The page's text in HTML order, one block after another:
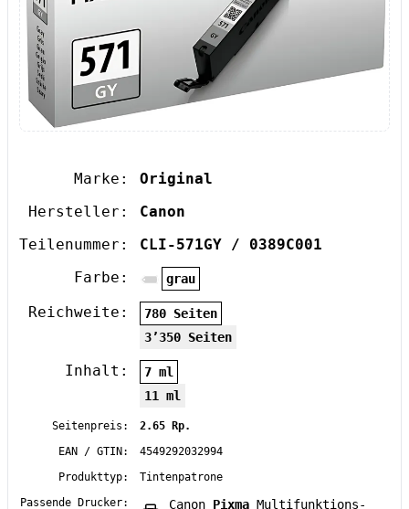
Marke:
Original
Hersteller:
Canon
Teilenummer:
CLI-571GY / 0389C001
Farbe:
grau
Reichweite:
780 Seiten
3’350 Seiten
Inhalt:
7 ml
11 ml
Seitenpreis:
2.65 Rp.
EAN / GTIN:
4549292032994
Produkttyp:
Tintenpatrone
Passende Drucker:
Canon Pixma Multifunktions-